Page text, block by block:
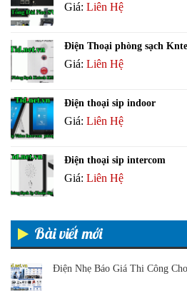
Giá: Liên Hệ
Điện Thoại phòng sạch
Giá: Liên Hệ
Điện thoại sip indoor
Giá: Liên Hệ
Điện thoại sip intercom
Giá: Liên Hệ
Bài viết mới
Điện Nhẹ Báo Giá Thi Công